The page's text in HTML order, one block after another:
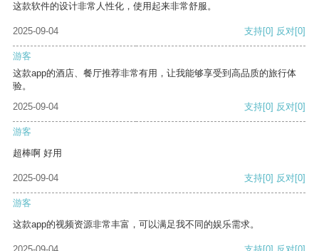
这款软件的设计非常人性化，使用起来非常舒服。
2025-09-04 支持[0] 反对[0]
游客
这款app的酒店、餐厅推荐非常有用，让我能够享受到高品质的旅行体
验。
2025-09-04
支持[0] 反对[0]
游客
超棒啊 好用
2025-09-04 支持[0] 反对[0]
游客
这款app的视频资源非常丰富，可以满足我不同的娱乐需求。